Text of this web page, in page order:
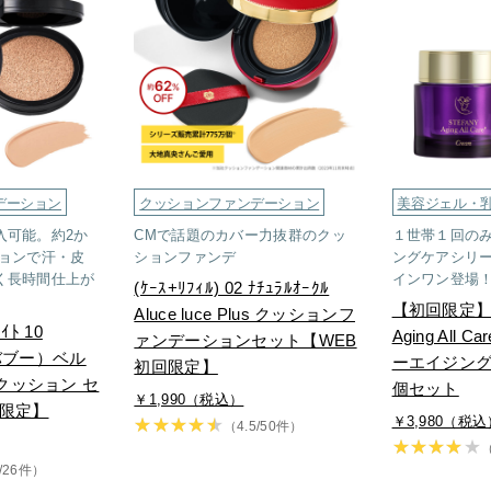
ーション
可能。約2か
ンで汗・皮
長時間仕上が
ﾄ 10
ー）ベル
ッション セ
定】
件）
クッションファンデーション
CMで話題のカバー力抜群のクッ
ションファンデ
(ｹｰｽ+ﾘﾌｨﾙ) 02 ﾅﾁｭﾗﾙｵｰｸﾙ
Aluce luce Plus クッションフ
ァンデーションセット【WEB
初回限定】
￥1,990（税込）
（4.5/50件）
美容ジェル・
１世帯１回の
ングケアシリ
インワン登場
【初回限定
Aging All
ーエイジン
個セット
￥3,980（税込